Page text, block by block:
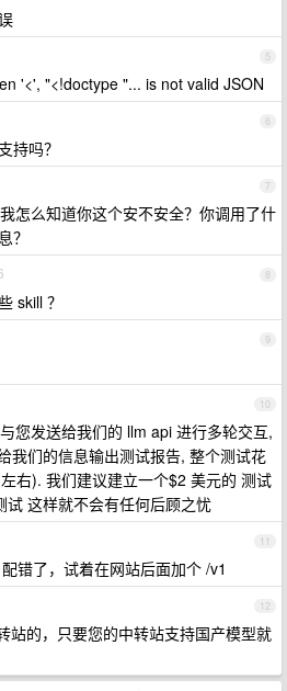
5
'<', "<!doctype "... is not valid JSON
6
持吗？
7
怎么知道你这个安不安全？你调用了什
？
8
skill ？
9
10
您发送给我们的 llm api 进行多轮交互,
我们的信息输出测试报告, 整个测试花
右). 我们建议建立一个$2 美元的 测试
试 这样就不会有任何后顾之忧
11
错了，试着在网站后面加个 /v1
12
站的，只要您的中转站支持国产模型就